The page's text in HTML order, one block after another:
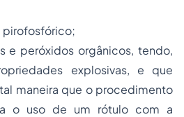
pirofosfórico;
e peróxidos orgânicos, tendo,
explosivas, e que
maneira que o procedimento
o uso de um rótulo com a